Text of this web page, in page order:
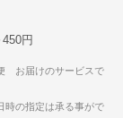
円
お届けのサービスで
時の指定は承る事がで